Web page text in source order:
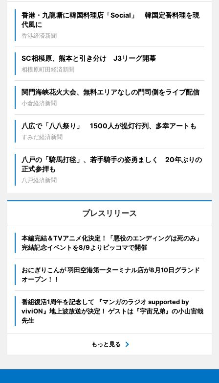
香港・九龍塘に韓国料理店「Social」 韓国定番料理を現
代風に
香港経済新聞
SC相模原、熊本と引き分け J3リーグ開幕
相模原町田経済新聞
関門海峡花火大会、無料エリアなしの門司側をライブ配信
小倉経済新聞
八広で「八八祭り」 1500人が提灯行列、多幸アートも
すみだ経済新聞
八戸の「騎馬打毬」、若手騎手の姿勇ましく 20年ぶりの
正式参拝も
八戸経済新聞
プレスリリース
本編完結＆TVアニメ化決定！「悪役のエンディングは死のみ」
完結記念イベントを8/9よりピッコマで開催
おにぎりこんが 羽田空港第一ターミナル店が8月10日グランド
オープン！！
番組復活1周年を記念して 『マンガのラジオ supported by
viviON』地上波放送が決定！ ゲストは『宇宙兄弟』の小山宙哉
先生
もっと見る